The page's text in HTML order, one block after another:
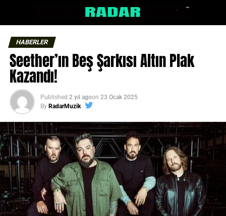
HABERLER
Seether’ın Beş Şarkısı Altın Plak
Kazandı!
Published 2 yıl agoon 23 Ocak 2025
By RadarMuzik